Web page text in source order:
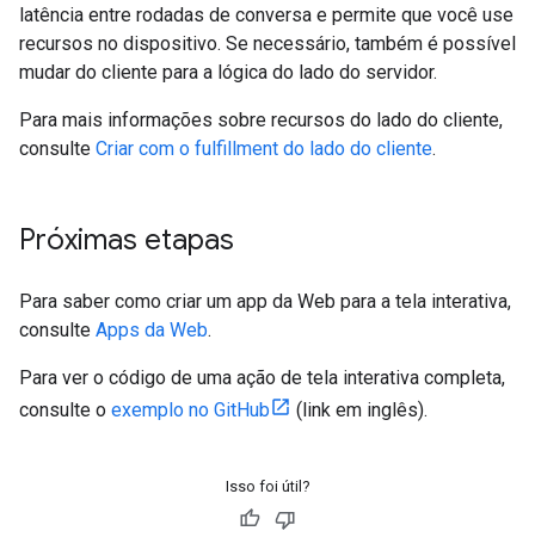
latência entre rodadas de conversa e permite que você use
recursos no dispositivo. Se necessário, também é possível
mudar do cliente para a lógica do lado do servidor.
Para mais informações sobre recursos do lado do cliente,
consulte Criar com o fulfillment do lado do cliente.
Próximas etapas
Para saber como criar um app da Web para a tela interativa,
consulte Apps da Web.
Para ver o código de uma ação de tela interativa completa,
consulte o exemplo no GitHub (link em inglês).
Isso foi útil?